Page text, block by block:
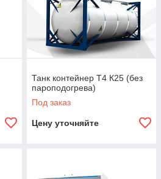
Танк контейнер T4 К25 (без
пароподогрева)
Под заказ
Цену уточняйте